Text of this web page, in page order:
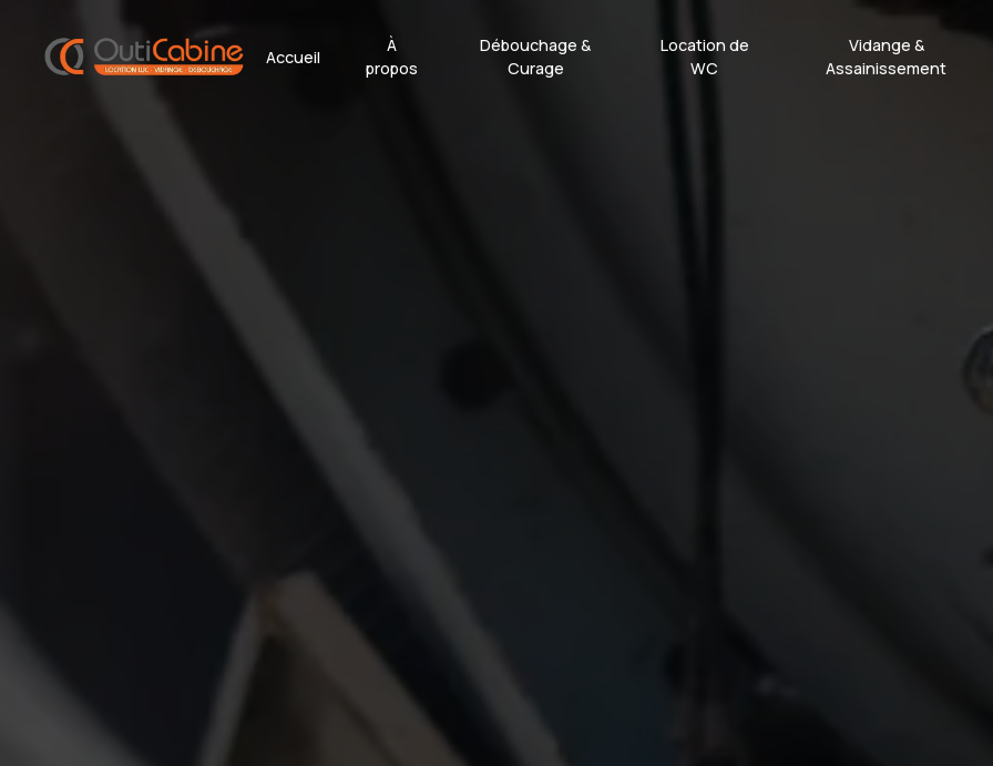
Accueil
À
propos
Débouchage &
Curage
Location de
WC
Vidange &
Assainissement